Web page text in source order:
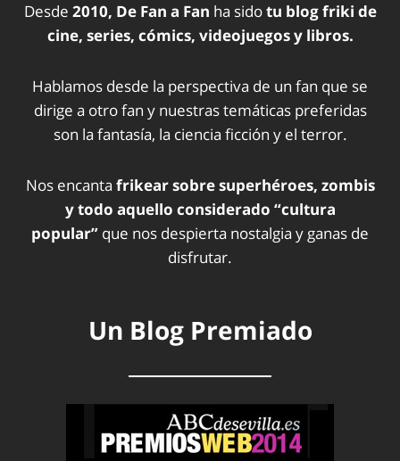
Desde 2010, De Fan a Fan ha sidotu blog friki de
cine, series, cómics, videojuegos y libros.
Hablamos desde la perspectiva de un fan que se
dirige a otro fan y nuestras temáticas preferidas
son la fantasía, la ciencia ficción y el terror.
Nos encanta frikear sobre superhéroes, zombis
y todo aquello considerado “cultura
popular” que nos despierta nostalgia y ganas de
disfrutar.
Un Blog Premiado